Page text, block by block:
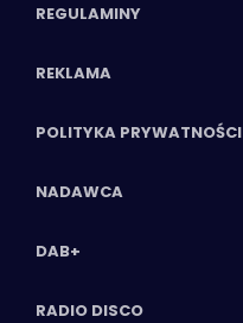
REGULAMINY
REKLAMA
POLITYKA PRYWATNOŚCI
NADAWCA
DAB+
RADIO DISCO